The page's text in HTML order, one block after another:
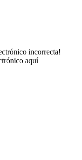
incorrecta!
aquí